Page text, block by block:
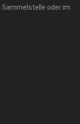
oder im